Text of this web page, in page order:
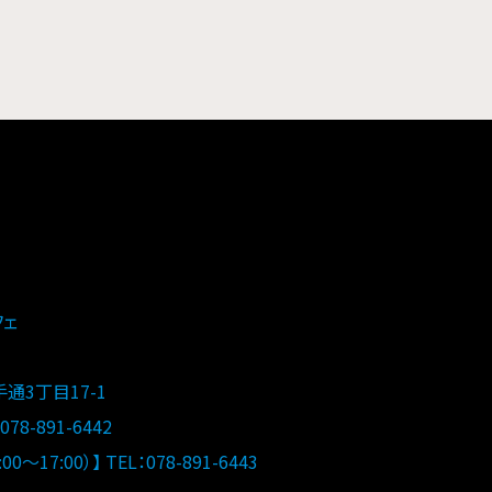
通3丁目17-1
078-891-6442
～17:00）】 TEL：078-891-6443